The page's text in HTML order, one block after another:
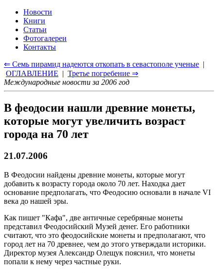
Новости
Книги
Статьи
Фотогалереи
Контакты
⇐ Семь пирамид надеются откопать в севастополе ученые |
ОГЛАВЛЕНИЕ | Третье погребение ⇒
Международные новости за 2006 год
В феодосии нашли древние монеты,
которые могут увеличить возраст
города на 70 лет
21.07.2006
В Феодосии найдены древние монеты, которые могут
добавить к возрасту города около 70 лет. Находка дает
основание предполагать, что Феодосию основали в начале VI
века до нашей эры.
Как пишет "Кафа", две античные серебряные монеты
представил Феодосийский Музей денег. Его работники
считают, что это феодосийские монеты и предполагают, что
город лет на 70 древнее, чем до этого утверждали историки.
Директор музея Александр Олещук пояснил, что монеты
попали к нему через частные руки.